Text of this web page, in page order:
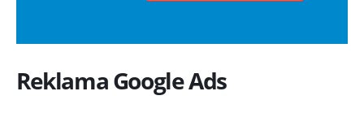
Reklama Google Ads